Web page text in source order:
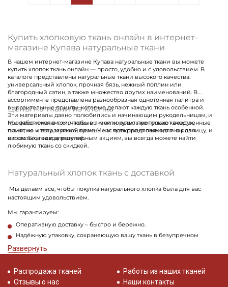
Купить хлопковую ткань онлайн в интернет-
магазине Купава натуральные ткани
В нашем интернет-магазине Купава натуральные ткани вы можете
купить хлопок ткань онлайн — просто, удобно и с удовольствием. В
каталоге представлены натуральные ткани высокого качества:
универсальный хлопок, прочная бязь, нежный поплин или
благородный сатин, а также множество других наименований. В
ассортименте представлена разнообразная однотонная палитра и
выразительные принты, которые делают каждую ткань особенной.
Эти материалы давно полюбились и начинающим рукодельницам, и
профессионалам: хлопковые ткани хорошо пропускают воздух,
приятны к телу, мягкие, прочные и прекрасно подходят как для
взрослых, так и для детей.
Цены на ткани из хлопка
Мы заботимся о том, чтобы вы могли купить не только качественные
ткани, но и по разумной цене. У нас есть предложения и в розницу, и
оптом. Благодаря регулярным акциям, вы всегда можете найти
любимую ткань со скидкой.
Натуральный хлопок ткань с доставкой
Мы делаем всё, чтобы покупка натурального хлопка была для вас
настоящим удовольствием.
Мы гарантируем:
Оперативную доставку – быстро и бережно.
Надёжную упаковку, сохраняющую вашу ткань в безупречном
Не откладывайте творчество на потом! Загляните в наш каталог, чтобы
Сочетайте, творите, создавайте – а мы с радостью возьмем на себя все
заботы по вашему заказу!
Развернуть
Распродажа тканей
Отзывы о нас
Работы из наших тканей
Наши контакты